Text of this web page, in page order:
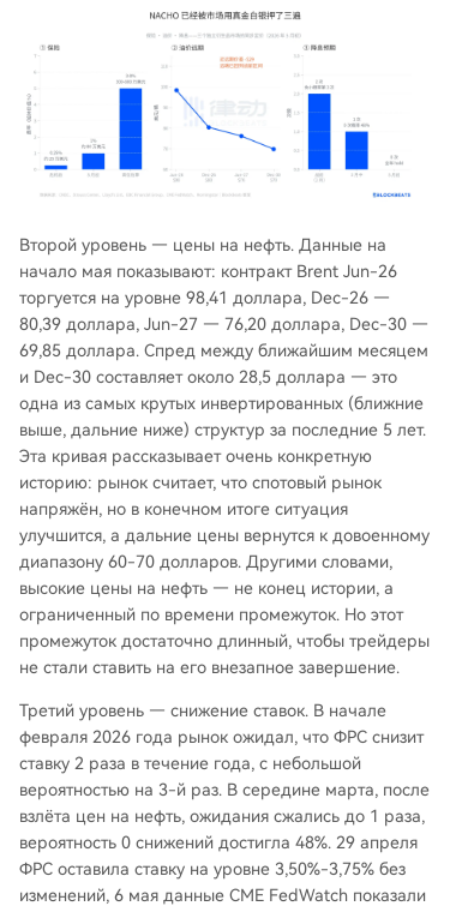
Второй уровень — цены на нефть. Данные на
начало мая показывают: контракт Brent Jun-26
торгуется на уровне 98,41 доллара, Dec-26 —
80,39 доллара, Jun-27 — 76,20 доллара, Dec-30 —
69,85 доллара. Спред между ближайшим месяцем
и Dec-30 составляет около 28,5 доллара — это
одна из самых крутых инвертированных (ближние
выше, дальние ниже) структур за последние 5 лет.
Эта кривая рассказывает очень конкретную
историю: рынок считает, что спотовый рынок
напряжён, но в конечном итоге ситуация
улучшится, а дальние цены вернутся к довоенному
диапазону 60-70 долларов. Другими словами,
высокие цены на нефть — не конец истории, а
ограниченный по времени промежуток. Но этот
промежуток достаточно длинный, чтобы трейдеры
не стали ставить на его внезапное завершение.
Третий уровень — снижение ставок. В начале
февраля 2026 года рынок ожидал, что ФРС снизит
ставку 2 раза в течение года, с небольшой
вероятностью на 3-й раз. В середине марта, после
взлёта цен на нефть, ожидания сжались до 1 раза,
вероятность 0 снижений достигла 48%. 29 апреля
ФРС оставила ставку на уровне 3,50%-3,75% без
изменений, 6 мая данные CME FedWatch показали